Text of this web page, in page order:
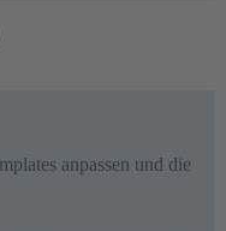
anpassen und die